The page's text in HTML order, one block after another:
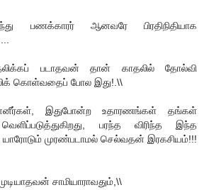
பணக்காரர் ஆனவரே பிரதிநிதியாக
படாதவன் தான் காதலில் தோல்வி
கொள்வதைப் போல இது!.\\
இதுபோன்ற உதாரணங்கள் தங்கள்
பரந்த விரிந்த இந்த
முரண்படாமல் செல்வதன் இரகசியம்!!!
சாமியாராவதும்,\\